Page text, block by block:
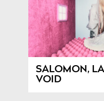
SALOMON,
VOID